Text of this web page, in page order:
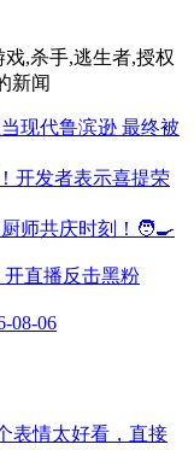
,杀手,逃生者,授权
新闻
现代鲁滨逊 最终被
开发者表示喜提荣
师共庆时刻！🧑‍🍳
直播反击黑粉
08-06
表情太好看，直接